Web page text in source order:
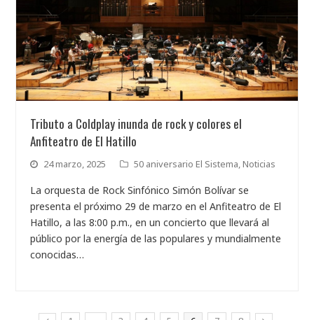
Tributo a Coldplay inunda de rock y colores el
Anfiteatro de El Hatillo
24 marzo, 2025 50 aniversario El Sistema ,Noticias
La orquesta de Rock Sinfónico Simón Bolívar se
presenta el próximo 29 de marzo en el Anfiteatro de El
Hatillo, a las 8:00 p.m., en un concierto que llevará al
público por la energía de las populares y mundialmente
conocidas…